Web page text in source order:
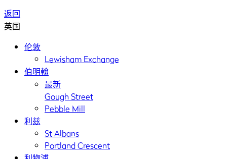
返回
英国
伦敦
Lewisham Exchange
伯明翰
最新
Gough Street
Pebble Mill
利兹
St Albans
Portland Crescent